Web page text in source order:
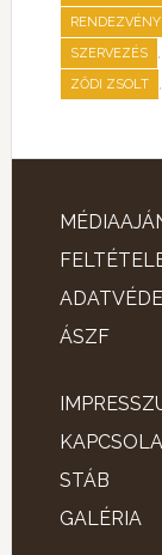
RENDEZVÉNY
SZERVEZÉS ,
ZŐDI ZSOLT ,
ÁSZF
STÁB
GALÉRIA